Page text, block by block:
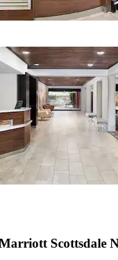
Scottsdale